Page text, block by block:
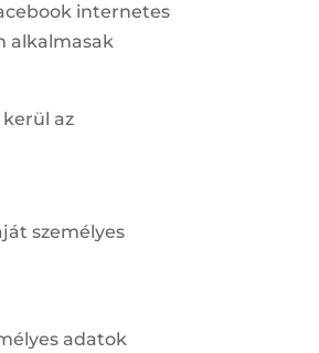
internetes
alkalmasak
az
személyes
adatok